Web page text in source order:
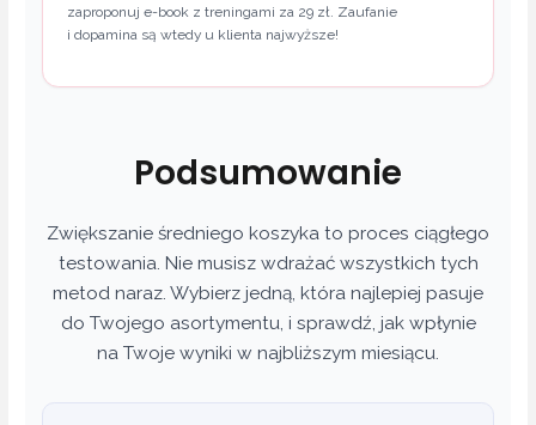
zaproponuj e-book z treningami za 29 zł. Zaufanie
i dopamina są wtedy u klienta najwyższe!
Podsumowanie
Zwiększanie średniego koszyka to proces ciągłego
testowania. Nie musisz wdrażać wszystkich tych
metod naraz. Wybierz jedną, która najlepiej pasuje
do Twojego asortymentu, i sprawdź, jak wpłynie
na Twoje wyniki w najbliższym miesiącu.